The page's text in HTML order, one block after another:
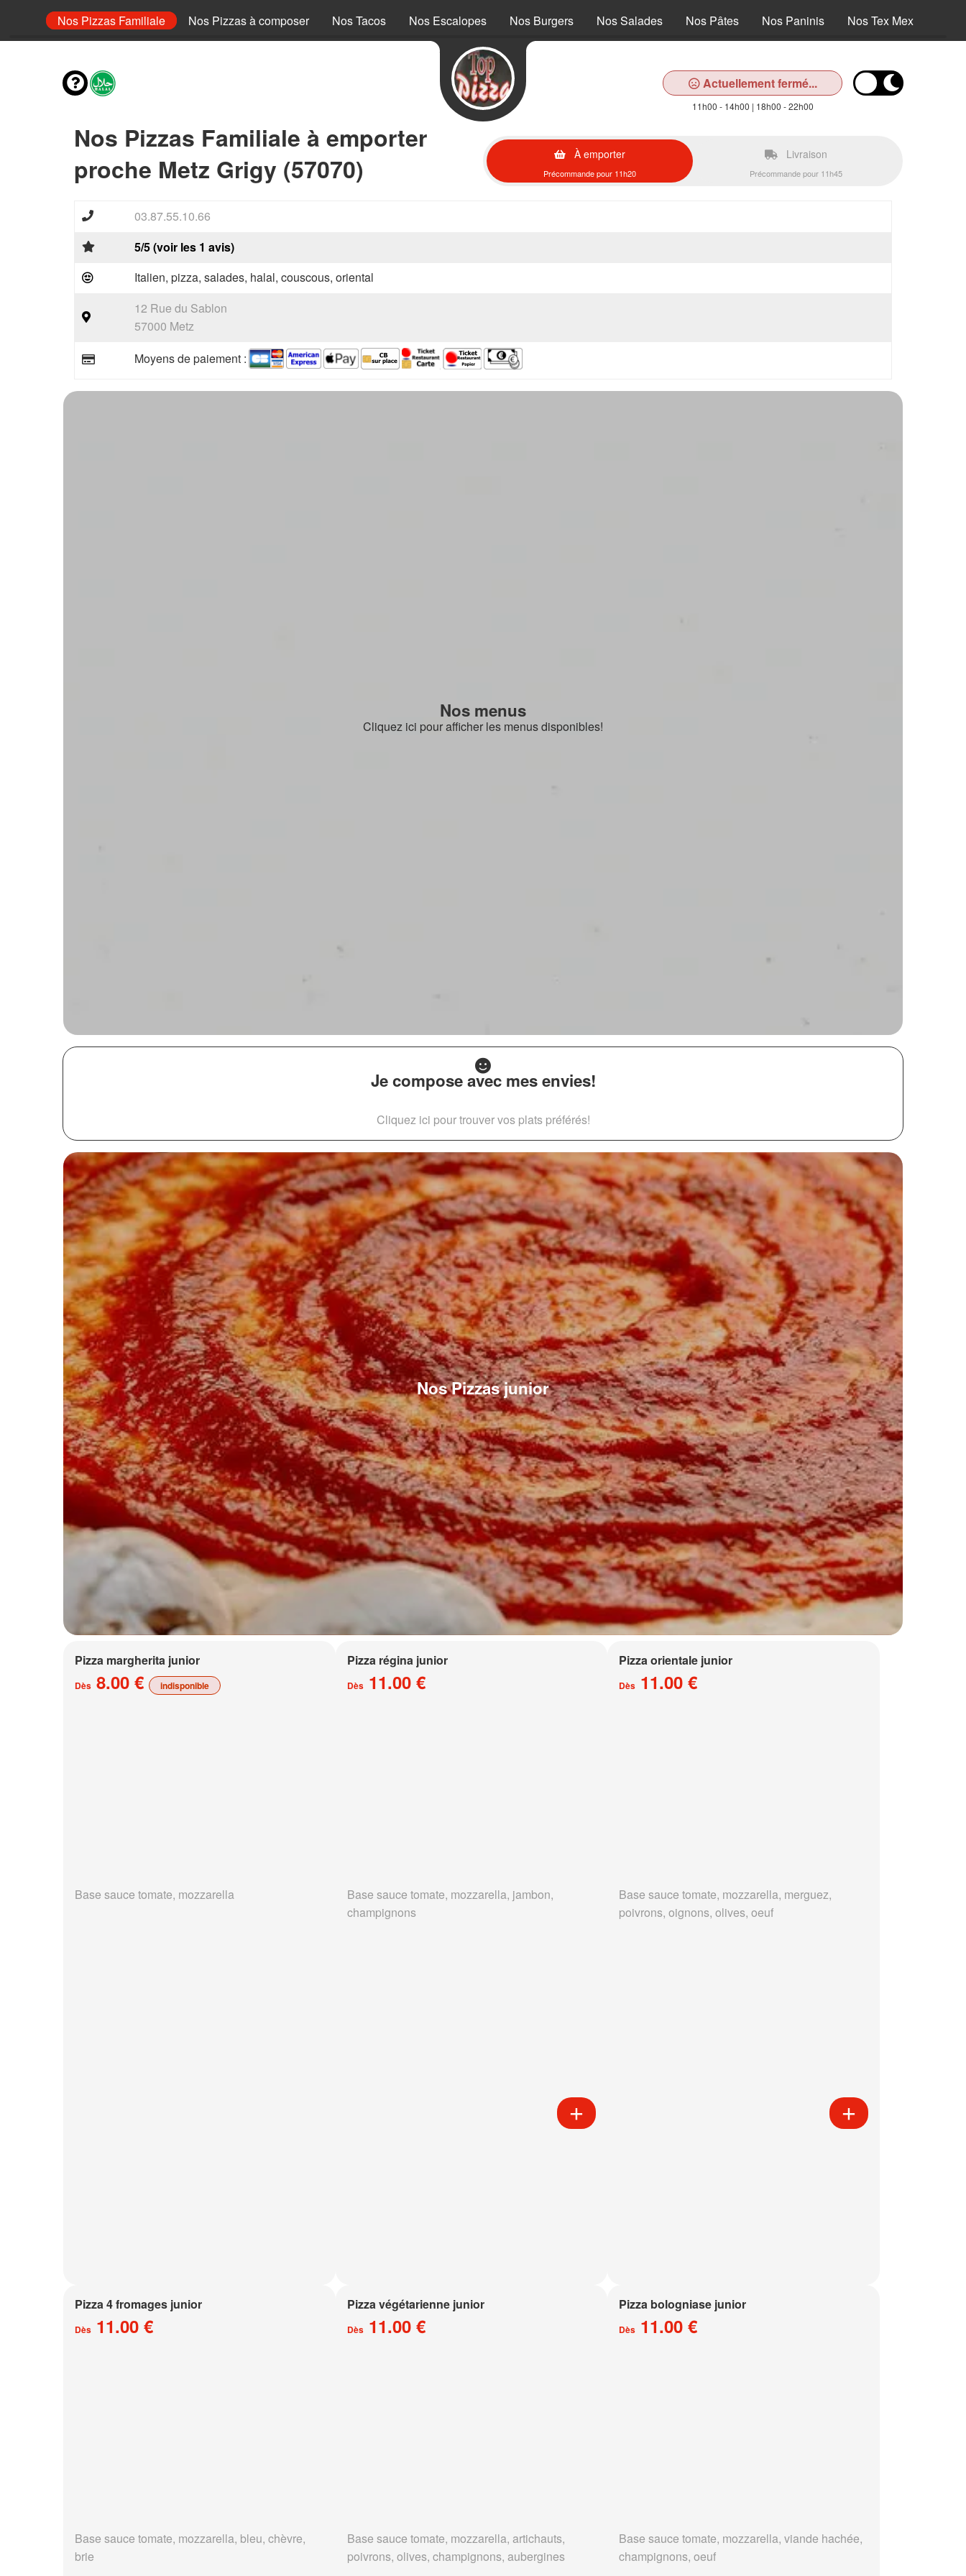
Nos Pizzas Familiale Nos Pizzas à composer Nos Tacos Nos Escalopes Nos Burgers Nos Salades Nos Pâtes Nos Paninis Nos Tex Mex
Actuellement fermé...
11h00 - 14h00 | 18h00 - 22h00
Nos Pizzas Familiale à emporter
proche Metz Grigy (57070)
À emporter
Précommande pour 11h20
Livraison
Précommande pour 11h45
03.87.55.10.66
5/5 (voir les 1 avis)
Italien, pizza, salades, halal, couscous, oriental
12 Rue du Sablon
57000 Metz
Moyens de paiement :
Nos menus
Cliquez ici pour afficher les menus disponibles!
Je compose avec mes envies!
Cliquez ici pour trouver vos plats préférés!
Nos Pizzas junior
Pizza margherita junior
Dès 8.00 € indisponible
Base sauce tomate, mozzarella
Pizza régina junior
Dès11.00 €
Base sauce tomate, mozzarella, jambon,
champignons
Pizza orientale junior
Dès 11.00 €
Base sauce tomate, mozzarella, merguez,
poivrons, oignons, olives, oeuf
Pizza 4 fromages junior
Dès 11.00 €
Base sauce tomate, mozzarella, bleu, chèvre,
brie
Pizza végétarienne junior
Dès11.00 €
Base sauce tomate, mozzarella, artichauts,
poivrons, olives, champignons, aubergines
Pizza bologniase junior
Dès 11.00 €
Base sauce tomate, mozzarella, viande hachée,
champignons, oeuf